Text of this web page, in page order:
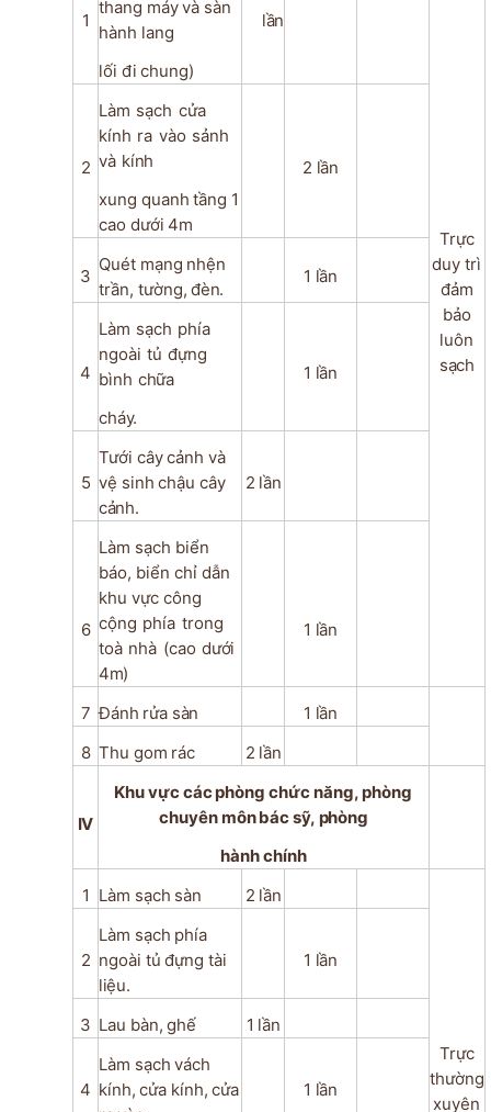
1
thang máyvà sàn
hành lang
lối đi chung)
lần
Trực
duy trì
đảm
bảo
luôn
sạch
2
Làm sạch cửa
kính ra vào sảnh
và kính
xung quanh tầng 1
cao dưới 4m
2 lần
3
Quét mạng nhện
trần, tường, đèn.
1 lần
4
Làm sạch phía
ngoài tủ đựng
bình chữa
cháy.
1 lần
5
Tưới câycảnh và
vệ sinh chậu cây
cảnh.
2 lần
6
Làm sạch biển
báo, biển chỉ dẫn
khu vực công
cộng phía trong
toà nhà (cao dưới
4m)
1 lần
7 Đánh rửa sàn 1 lần
8 Thu gom rác 2 lần
IV
Khuvựccácphòng chức năng, phòng
chuyên mônbácsỹ, phòng
hànhchính
1 Làm sạch sàn 2 lần
Trực
thường
xuyên
2
Làm sạch phía
ngoài tủ đựng tài
liệu.
1 lần
3 Lau bàn, ghế 1 lần
4
Làm sạch vách
kính, cửa kính, cửa
1 lần